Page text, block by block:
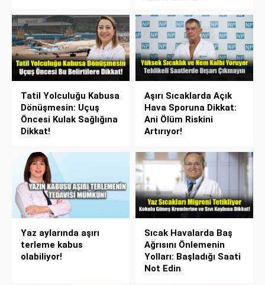
Tatil Yolculuğu Kabusa
Dönüşmesin: Uçuş
Öncesi Kulak Sağlığına
Dikkat!
Aşırı Sıcaklarda Açık
Hava Sporuna Dikkat:
Ani Ölüm Riskini
Artırıyor!
Yaz aylarında aşırı
terleme kabus
olabiliyor!
Sıcak Havalarda Baş
Ağrısını Önlemenin
Yolları: Başladığı Saati
Not Edin